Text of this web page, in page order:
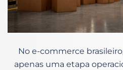
No e-commerce
apenas uma etapa